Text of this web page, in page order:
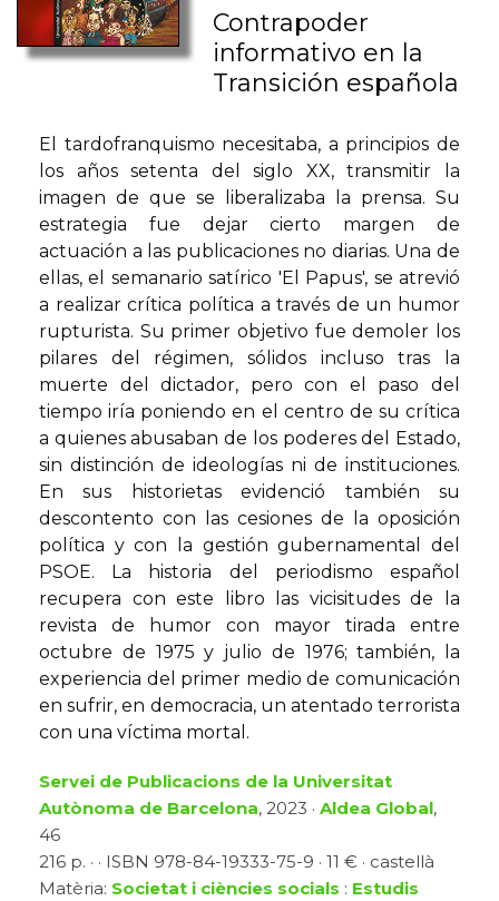
Contrapoder
informativo en la
Transición española
El tardofranquismo necesitaba, a principios de
los años setenta del siglo XX, transmitir la
imagen de que se liberalizaba la prensa. Su
estrategia fue dejar cierto margen de
actuación a las publicaciones no diarias. Una de
ellas, el semanario satírico 'El Papus', se atrevió
a realizar crítica política a través de un humor
rupturista. Su primer objetivo fue demoler los
pilares del régimen, sólidos incluso tras la
muerte del dictador, pero con el paso del
tiempo iría poniendo en el centro de su crítica
a quienes abusaban de los poderes del Estado,
sin distinción de ideologías ni de instituciones.
En sus historietas evidenció también su
descontento con las cesiones de la oposición
política y con la gestión gubernamental del
PSOE. La historia del periodismo español
recupera con este libro las vicisitudes de la
revista de humor con mayor tirada entre
octubre de 1975 y julio de 1976; también, la
experiencia del primer medio de comunicación
en sufrir, en democracia, un atentado terrorista
con una víctima mortal.
Servei de Publicacions de la Universitat
Autònoma de Barcelona, 2023 · Aldea Global,
46
216 p. · · ISBN 978-84-19333-75-9 · 11 € · castellà
Matèria: Societat i ciències socials : Estudis